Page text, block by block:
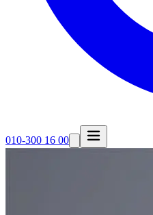
010-300 16 00